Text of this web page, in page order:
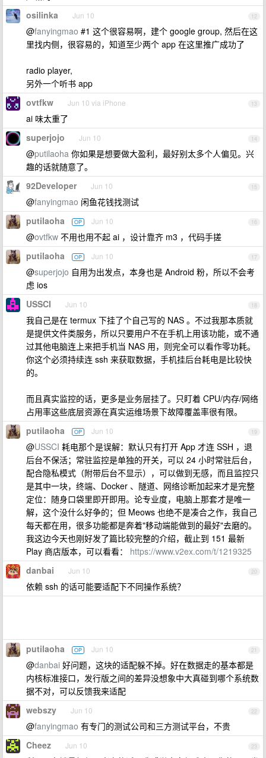
12
osilinka Jun 10
@fanyingmao #1 这个很容易啊，建个 google group, 然后在这
里找内侧，很容易的，知道至少两个 app 在这里推广成功了
radio player,
另外一个听书 app
13
ovtfkw Jun 10 via iPhone
ai 味太重了
14
superjojo Jun 10
@putilaoha 你如果是想要做大盈利，最好别太多个人偏见。兴
趣的话就随意了。
15
92Developer Jun 10
@fanyingmao 闲鱼花钱找测试
16
putilaoha OP Jun 10
@ovtfkw 不用也用不起 ai ，设计靠齐 m3 ，代码手搓
17
putilaoha OP Jun 10
@superjojo 自用为出发点，本身也是 Android 粉，所以不会考
虑 ios
18
USSCI Jun 10
我自己是在 termux 下挂了个自己写的 NAS 。不过我那本质就
是提供文件类服务，所以只要用户不在手机上用该功能，或不通
过其他电脑连上来把手机当 NAS 用，则完全可以看作零功耗。
你这个必须持续连 ssh 来获取数据，手机挂后台耗电是比较快
的。
而且真实监控的话，更多是业务层挂了。只盯着 CPU/内存/网络
占用率这些底层资源在真实运维场景下故障覆盖率很有限。
19
putilaoha OP Jun 10
@USSCI 耗电那个是误解：默认只有打开 App 才连 SSH ，退
后台不保活；常驻监控是单独的开关，可以 24 小时常驻后台，
配合隐私模式（附带后台不显示），可以做到无感，而且监控只
是其中一块，终端、Docker 、隧道、网络诊断加起来才是完整
定位：随身口袋里即开即用。论专业度，电脑上那套才是唯一
解，这个没什么好争的；但 Meows 也绝不是凑合之作，我自己
每天都在用，很多功能都是奔着"移动端能做到的最好"去磨的。
我这边今天也刚好发了篇比较完整的介绍，截止到 151 最新
Play 商店版本，可以看看： https://www.v2ex.com/t/1219325
20
danbai Jun 10
依赖 ssh 的话可能要适配下不同操作系统？
21
putilaoha OP Jun 10
@danbai 好问题，这块的适配躲不掉。好在数据走的基本都是
内核标准接口，发行版之间的差异没想象中大真碰到哪个系统数
据不对，可以反馈我来适配
22
webszy Jun 10
@fanyingmao 有专门的测试公司和三方测试平台，不贵
23
Cheez Jun 10